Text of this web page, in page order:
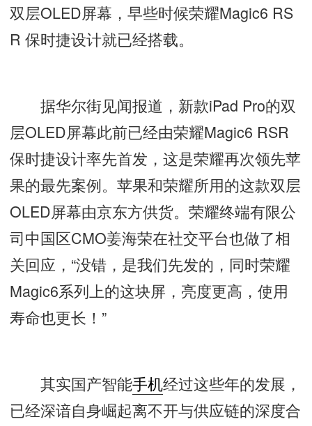
双层OLED屏幕，早些时候荣耀Magic6 RS
R 保时捷设计就已经搭载。
据华尔街见闻报道，新款iPad Pro的双
层OLED屏幕此前已经由荣耀Magic6 RSR
保时捷设计率先首发，这是荣耀再次领先苹
果的最先案例。苹果和荣耀所用的这款双层
OLED屏幕由京东方供货。荣耀终端有限公
司中国区CMO姜海荣在社交平台也做了相
关回应，“没错，是我们先发的，同时荣耀
Magic6系列上的这块屏，亮度更高，使用
寿命也更长！”
其实国产智能手机经过这些年的发展，
已经深谙自身崛起离不开与供应链的深度合